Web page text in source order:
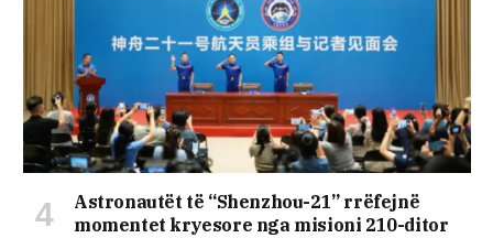
Astronautët të “Shenzhou-21” rrëfejnë
momentet kryesore nga misioni 210-ditor